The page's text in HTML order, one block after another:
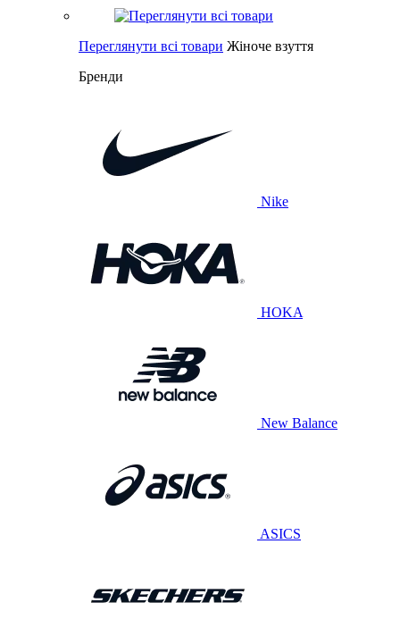
Переглянути всі товари Жіноче взуття
Бренди
Nike
HOKA
New Balance
ASICS